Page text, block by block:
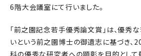
6階大会議室にて行いました。
「前之園記念若手優秀論文賞」は、優秀
いという前之園博士の御遺志に基づき、
科の優秀な研究者への顕彰を目的として